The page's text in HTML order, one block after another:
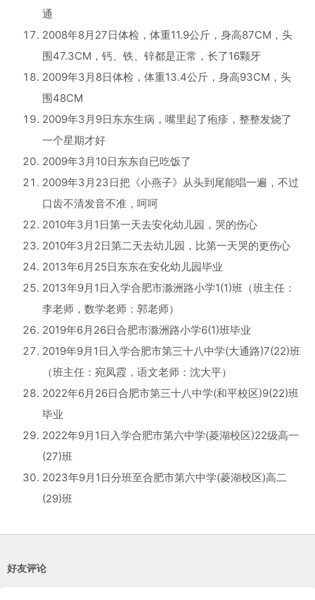
通
2008年8月27日体检，体重11.9公斤，身高87CM，头
围47.3CM，钙、铁、锌都是正常，长了16颗牙
2009年3月8日体检，体重13.4公斤，身高93CM，头
围48CM
2009年3月9日东东生病，嘴里起了疱疹，整整发烧了
一个星期才好
2009年3月10日东东自已吃饭了
2009年3月23日把《小燕子》从头到尾能唱一遍，不过
口齿不清发音不准，呵呵
2010年3月1日第一天去安化幼儿园，哭的伤心
2010年3月2日第二天去幼儿园，比第一天哭的更伤心
2013年6月25日东东在安化幼儿园毕业
2013年9月1日入学合肥市滁洲路小学1(1)班（班主任：
李老师，数学老师：郭老师）
2019年6月26日合肥市滁洲路小学6(1)班毕业
2019年9月1日入学合肥市第三十八中学(大通路)7(22)班
（班主任：宛凤霞，语文老师：沈大平）
2022年6月26日合肥市第三十八中学(和平校区)9(22)班
毕业
2022年9月1日入学合肥市第六中学(菱湖校区)22级高一
(27)班
2023年9月1日分班至合肥市第六中学(菱湖校区)高二
(29)班
好友评论